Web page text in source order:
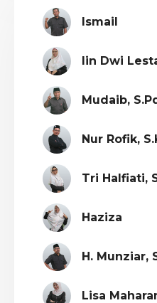
Ismail
Iin Dwi
Mudaib,
Nur Rofik,
Tri Halfiati,
Haziza
H. Munziar,
Lisa